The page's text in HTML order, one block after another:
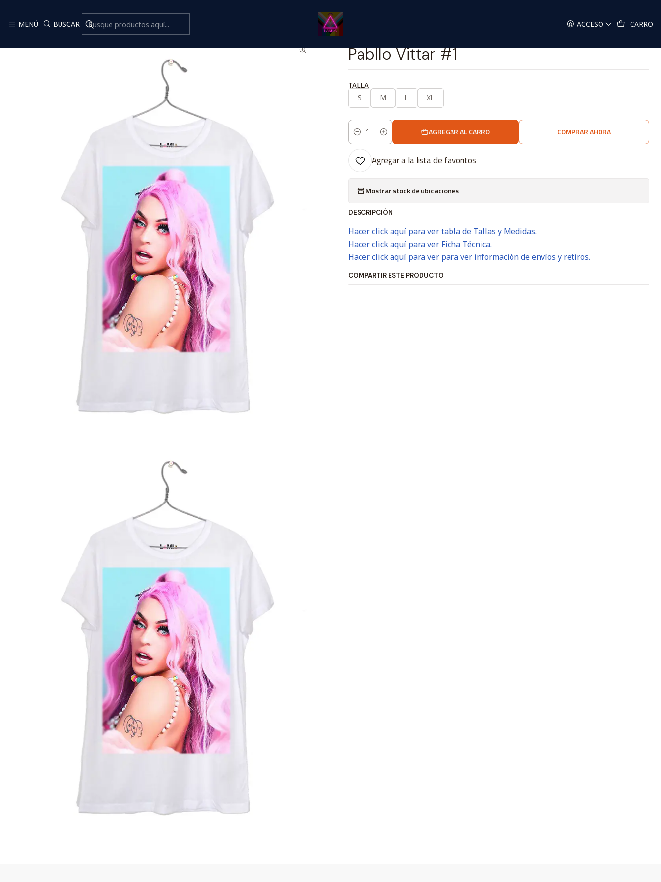
MENÚ BUSCAR ACCESO CARRO
Música Classic
Pabllo Vittar #1
TALLA
S M L XL
Cantidad
AGREGAR AL CARRO COMPRAR AHORA
Agregar a la lista de favoritos
Mostrar stock de ubicaciones
DESCRIPCIÓN
Hacer click aquí para ver tabla de Tallas y Medidas.
Hacer click aquí para ver Ficha Técnica.
Hacer click aquí para ver para ver información de envíos y retiros.
COMPARTIR ESTE PRODUCTO